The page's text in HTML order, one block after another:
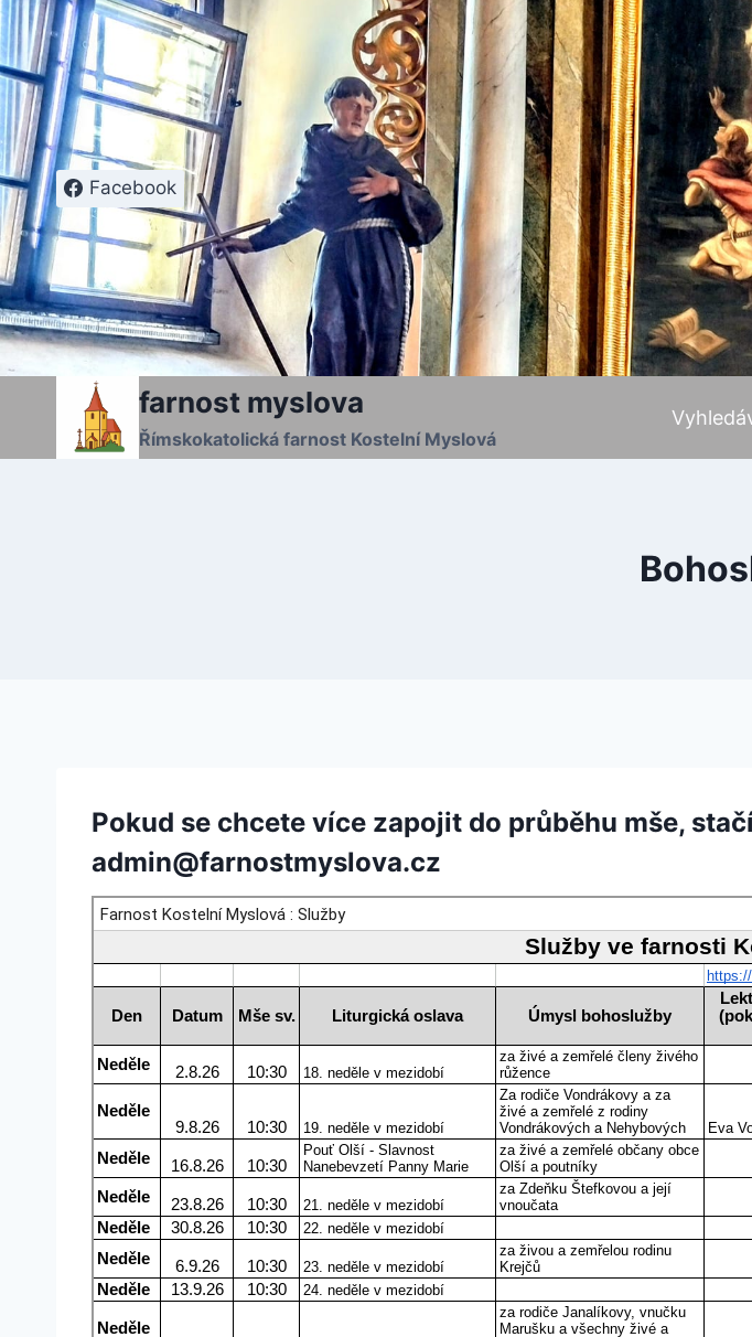
Přeskočit
na
obsah
Facebook
farnost myslova
Římskokatolická farnost Kostelní Myslová
Pokud se chcete více zapojit do průběhu mše,
admin@farnostmyslova.cz